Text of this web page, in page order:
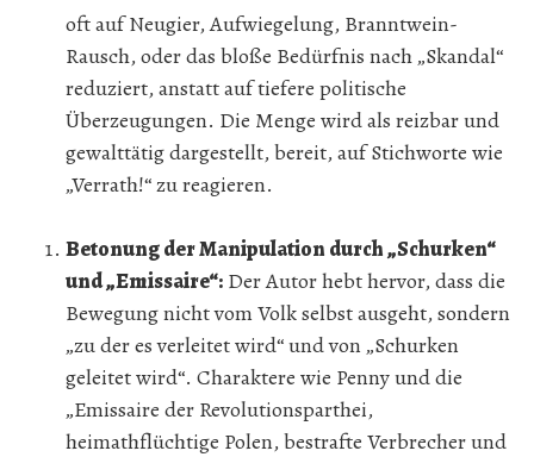
oft auf Neugier, Aufwiegelung, Branntwein-
Rausch, oder das bloße Bedürfnis nach „Skandal“
reduziert, anstatt auf tiefere politische
Überzeugungen. Die Menge wird als reizbar und
gewalttätig dargestellt, bereit, auf Stichworte wie
„Verrath!“ zu reagieren.
Betonung der Manipulation durch „Schurken“
und „Emissaire“: Der Autor hebt hervor, dass die
Bewegung nicht vom Volk selbst ausgeht, sondern
„zu der es verleitet wird“ und von „Schurken
geleitet wird“. Charaktere wie Penny und die
„Emissaire der Revolutionsparthei,
heimathflüchtige Polen, bestrafte Verbrecher und